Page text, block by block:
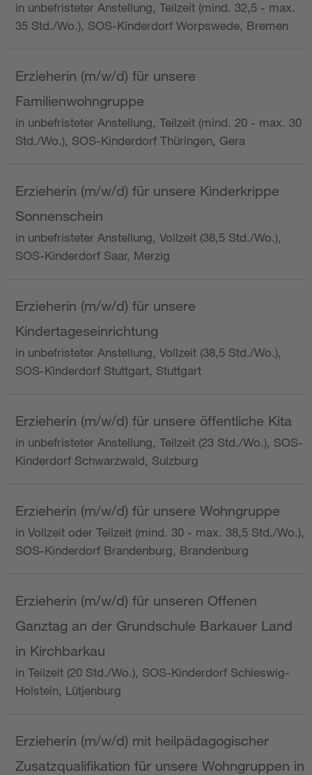
in unbefristeter Anstellung, Teilzeit (mind. 32,5 - max.
35 Std./Wo.), SOS-Kinderdorf Worpswede, Bremen
Erzieherin (m/w/d) für unsere
Familienwohngruppe
in unbefristeter Anstellung, Teilzeit (mind. 20 - max. 30
Std./Wo.), SOS-Kinderdorf Thüringen, Gera
Erzieherin (m/w/d) für unsere Kinderkrippe
Sonnenschein
in unbefristeter Anstellung, Vollzeit (38,5 Std./Wo.),
SOS-Kinderdorf Saar, Merzig
Erzieherin (m/w/d) für unsere
Kindertageseinrichtung
in unbefristeter Anstellung, Vollzeit (38,5 Std./Wo.),
SOS-Kinderdorf Stuttgart, Stuttgart
Erzieherin (m/w/d) für unsere öffentliche Kita
in unbefristeter Anstellung, Teilzeit (23 Std./Wo.), SOS-
Kinderdorf Schwarzwald, Sulzburg
Erzieherin (m/w/d) für unsere Wohngruppe
in Vollzeit oder Teilzeit (mind. 30 - max. 38,5 Std./Wo.),
SOS-Kinderdorf Brandenburg, Brandenburg
Erzieherin (m/w/d) für unseren Offenen
Ganztag an der Grundschule Barkauer Land
in Kirchbarkau
in Teilzeit (20 Std./Wo.), SOS-Kinderdorf Schleswig-
Holstein, Lütjenburg
Erzieherin (m/w/d) mit heilpädagogischer
Zusatzqualifikation für unsere Wohngruppen in